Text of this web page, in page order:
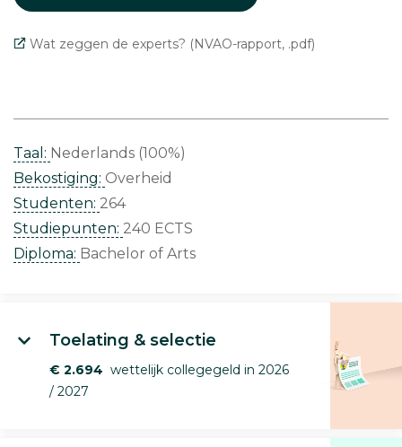
Wat zeggen de experts? (NVAO-rapport, .pdf)
Taal: Nederlands (100%)
Bekostiging: Overheid
Studenten: 264
Studiepunten: 240 ECTS
Diploma: Bachelor of Arts
Toelating & selectie
€ 2.694 wettelijk collegegeld in 2026
/ 2027